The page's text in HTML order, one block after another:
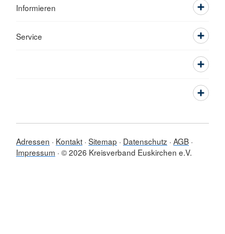
Informieren
Service
Adressen Kontakt Sitemap Datenschutz AGB
Impressum © 2026 Kreisverband Euskirchen e.V.